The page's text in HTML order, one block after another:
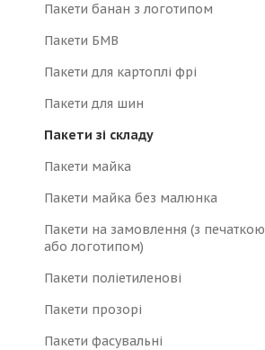
Пакети банан з логотипом
Пакети БМВ
Пакети для картоплі фрі
Пакети для шин
Пакети зі складу
Пакети майка
Пакети майка без малюнка
Пакети на замовлення (з печаткою
або логотипом)
Пакети поліетиленові
Пакети прозорі
Пакети фасувальні